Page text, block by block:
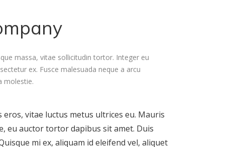
massa, vitae sollicitudin tortor. Integer eu
ex. Fusce malesuada neque a arcu
molestie.
eros, vitae luctus metus ultrices eu. Mauris
eu auctor tortor dapibus sit amet. Duis
mi ex, aliquam id eleifend vel, aliquet